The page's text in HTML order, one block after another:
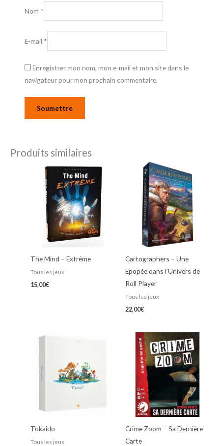
Nom *
E-mail *
Enregistrer mon nom, mon e-mail et mon site dans le
navigateur pour mon prochain commentaire.
Produits similaires
The Mind – Extrême
Tous les jeux
15,00€
Cartographers – Une
Epopée dans l’Univers de
Roll Player
Tous les jeux
22,00€
Tokaido
Tous les jeux
Crime Zoom – Sa Dernière
Carte